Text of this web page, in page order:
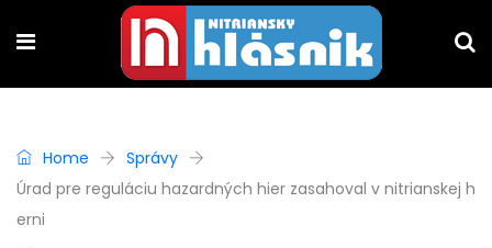
Home
Správy
Úrad pre reguláciu hazardných hier zasahoval v nitrianskej h
erni